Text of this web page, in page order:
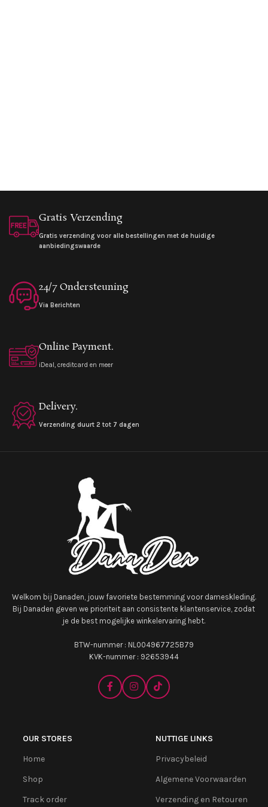
Gratis Verzending
Gratis verzending voor alle bestellingen met de huidige
aanbiedingswaarde
24/7 Ondersteuning
Via Berichten
Online Payment.
iDeal, creditcard en meer
Delivery.
Verzending duurt 2 tot 7 dagen
Welkom bij Danaden, jouw favoriete bestemming voor dameskleding.
Bij Danaden geven we prioriteit aan consistente klantenservice, zodat
je de best mogelijke winkelervaring hebt.
BTW-nummer : NL004967725B79
KVK-nummer : 92653944
OUR STORES
Home
Shop
Track order
NUTTIGE LINKS
Privacybeleid
Algemene Voorwaarden
Verzending en Retouren